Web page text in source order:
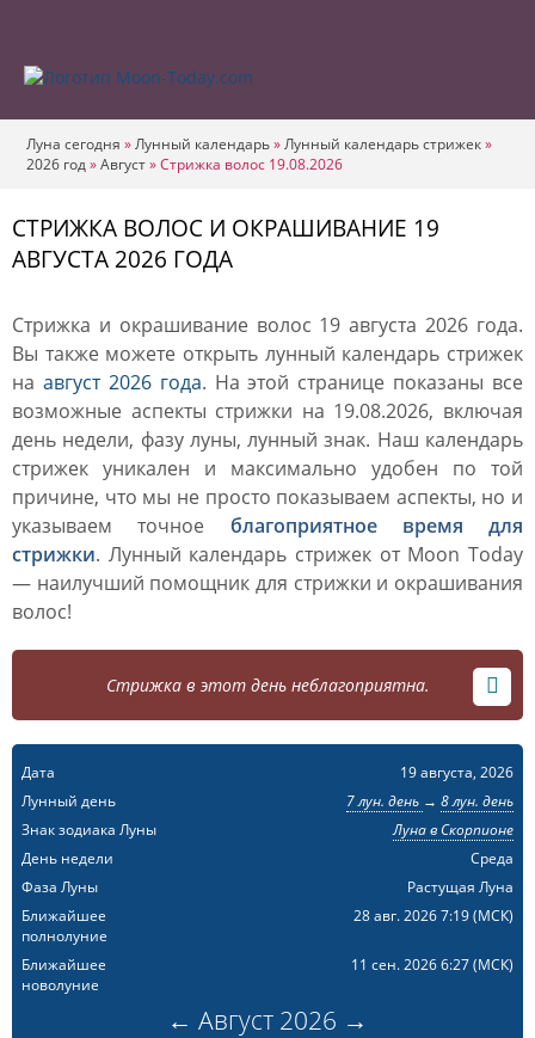
Луна сегодня »Лунный календарь»Лунный календарь стрижек»
2026 год»Август»Стрижка волос 19.08.2026
СТРИЖКА ВОЛОС И ОКРАШИВАНИЕ 19
АВГУСТА 2026 ГОДА
Стрижка и окрашивание волос 19 августа 2026 года.
Вы также можете открыть лунный календарь стрижек
на август 2026 года. На этой странице показаны все
возможные аспекты стрижки на 19.08.2026, включая
день недели, фазу луны, лунный знак. Наш календарь
стрижек уникален и максимально удобен по той
причине, что мы не просто показываем аспекты, но и
указываем точное благоприятное время для
стрижки. Лунный календарь стрижек от Moon Today
— наилучший помощник для стрижки и окрашивания
волос!
Стрижка в этот день неблагоприятна.
Дата
19 августа, 2026
Лунный день
7 лун. день → 8 лун. день
Знак зодиака Луны
Луна в Скорпионе
День недели
Среда
Фаза Луны
Растущая Луна
Ближайшее
полнолуние
28 авг. 2026 7:19(МСК)
Ближайшее
новолуние
11 сен. 2026 6:27(МСК)
← Август 2026 →